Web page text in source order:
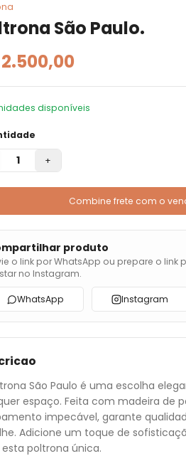
São Paulo.
disponíveis
1 +
Combine frete com o
produto
o link por WhatsApp ou prepare o link
no Instagram.
WhatsApp Instagram
São Paulo é uma escolha
espaço. Feita com madeira de
impecável, garante
Adicione um toque de
poltrona única.